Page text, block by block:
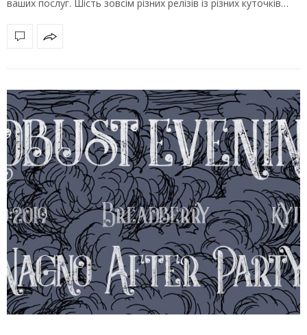
ваших послуг. Шість зовсім різних релізів із різних куточків…